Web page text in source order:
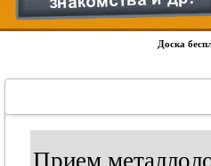
Доска
Прием